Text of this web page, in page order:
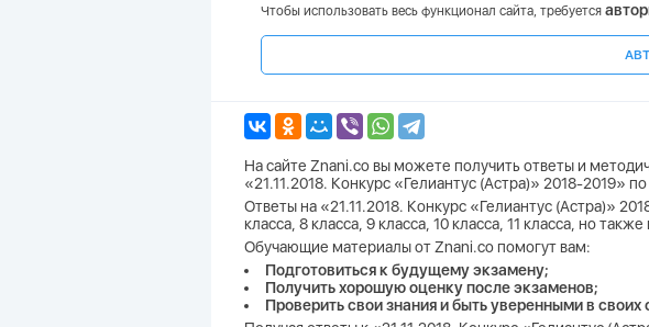
Чтобы использовать весь функционал сайта, требуется
На сайте Znani.co вы можете получить ответы и
«21.11.2018. Конкурс «Гелиантус (Астра)» 2018-2019»
Ответы на «21.11.2018. Конкурс «Гелиантус (Астра)»
класса, 8 класса, 9 класса, 10 класса, 11 класса, но
Обучающие материалы от Znani.co помогут вам:
Подготовиться к будущему экзамену;
Получить хорошую оценку после экзаменов;
Проверить свои знания и быть уверенными в своих